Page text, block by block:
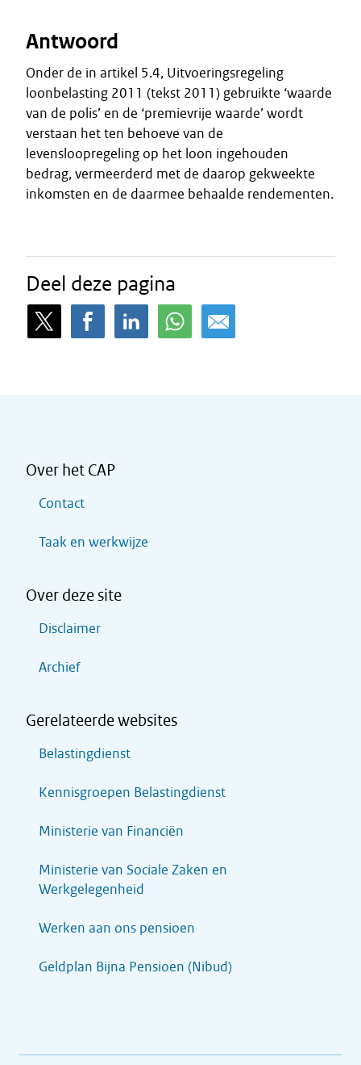
Antwoord
Onder de in artikel 5.4, Uitvoeringsregeling
loonbelasting 2011 (tekst 2011) gebruikte ‘waarde
van de polis’ en de ‘premievrije waarde’ wordt
verstaan het ten behoeve van de
levensloopregeling op het loon ingehouden
bedrag, vermeerderd met de daarop gekweekte
inkomsten en de daarmee behaalde rendementen.
Deel deze pagina
Over het CAP
Contact
Taak en werkwijze
Over deze site
Disclaimer
Archief
Gerelateerde websites
Belastingdienst
Kennisgroepen Belastingdienst
Ministerie van Financiën
Ministerie van Sociale Zaken en
Werkgelegenheid
Werken aan ons pensioen
Geldplan Bijna Pensioen (Nibud)